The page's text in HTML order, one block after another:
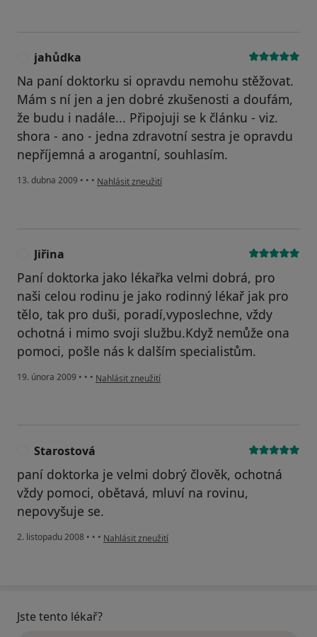
jahůdka
Na paní doktorku si opravdu nemohu stěžovat.
Mám s ní jen a jen dobré zkušenosti a doufám,
že budu i nadále... Připojuji se k článku - viz.
shora - ano - jedna zdravotní sestra je opravdu
nepříjemná a arogantní, souhlasím.
13. dubna 2009 • • • podle názoru uživatele jahůdka
Nahlásit zneužití
Jiřina
Paní doktorka jako lékařka velmi dobrá, pro
naši celou rodinu je jako rodinný lékař jak pro
tělo, tak pro duši, poradí,vyposlechne, vždy
ochotná i mimo svoji službu.Když nemůže ona
pomoci, pošle nás k dalším specialistům.
19. února 2009 • • • podle názoru uživatele Jiřina
Nahlásit zneužití
Starostová
paní doktorka je velmi dobrý člověk, ochotná
vždy pomoci, obětavá, mluví na rovinu,
nepovyšuje se.
2. listopadu 2008 • • • podle názoru uživatele Starostová
Nahlásit zneužití
Jste tento lékař?